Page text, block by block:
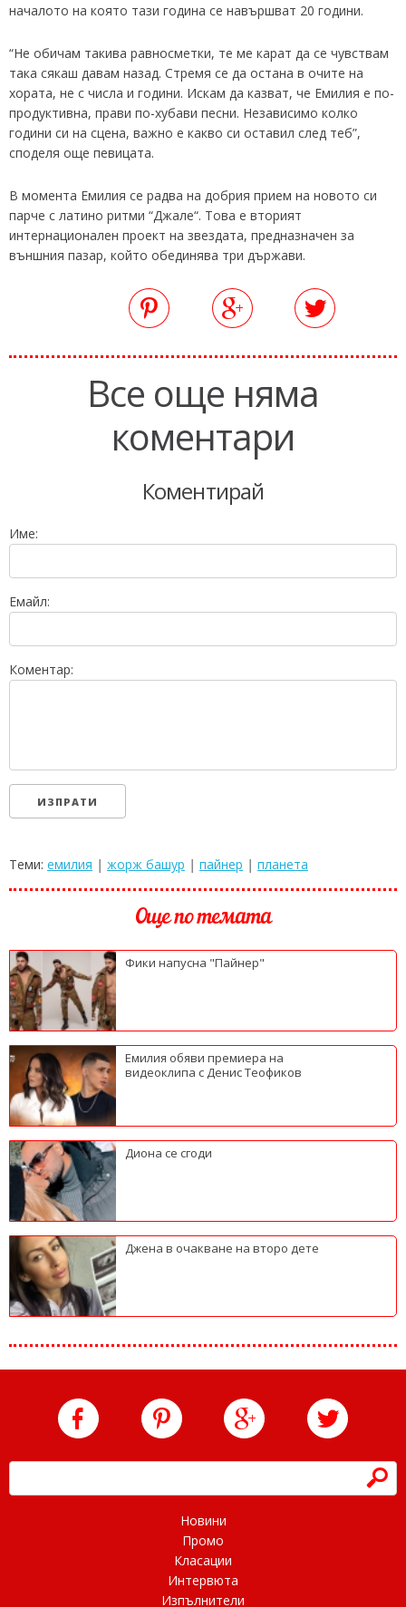
началото на която тази година се навършват 20 години.
“Не обичам такива равносметки, те ме карат да се чувствам
така сякаш давам назад. Стремя се да остана в очите на
хората, не с числа и години. Искам да казват, че Емилия е по-
продуктивна, прави по-хубави песни. Независимо колко
години си на сцена, важно е какво си оставил след теб”,
споделя още певицата.
В момента Емилия се радва на добрия прием на новото си
парче с латино ритми “Джале“. Това е вторият
интернационален проект на звездата, предназначен за
външния пазар, който обединява три държави.
Все още няма
коментари
Коментирай
Име:
Емайл:
Коментар:
Теми: емилия | жорж башур | пайнер | планета
Още по темата
Фики напусна "Пайнер"
Емилия обяви премиера на
видеоклипа с Денис Теофиков
Диона се сгоди
Джена в очакване на второ дете
h
Новини
Промо
Класации
Интервюта
Изпълнители